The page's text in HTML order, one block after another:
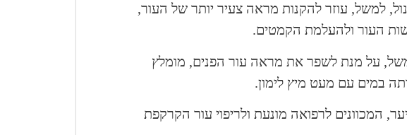
למשל, עוזר להקנות מראה צעיר יותר של העור,
העור ולהעלמת הקמטים.
על מנת לשפר את מראה עור הפנים, מומלץ
במים עם מעט מיץ לימון.
המכוונים לרפואה מונעת ולריפוי עור הקרקפת